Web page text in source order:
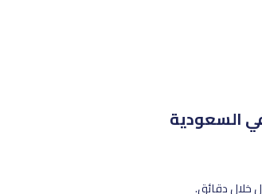
خلال دقائق.